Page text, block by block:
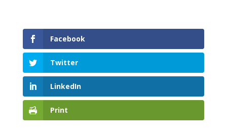
Facebook
Twitter
LinkedIn
Print